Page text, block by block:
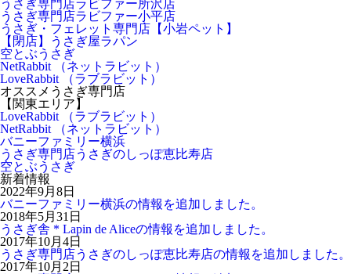
うさぎ専門店ラビファー所沢店
うさぎ専門店ラビファー小平店
うさぎ・フェレット専門店【小岩ペット】
【閉店】うさぎ屋ラパン
空とぶうさぎ
NetRabbit （ネットラビット）
LoveRabbit （ラブラビット）
オススメうさぎ専門店
【関東エリア】
LoveRabbit （ラブラビット）
NetRabbit （ネットラビット）
バニーファミリー横浜
うさぎ専門店うさぎのしっぽ恵比寿店
空とぶうさぎ
新着情報
2022年9月8日
バニーファミリー横浜の情報を追加しました。
2018年5月31日
うさぎ舎 * Lapin de Aliceの情報を追加しました。
2017年10月4日
うさぎ専門店うさぎのしっぽ恵比寿店の情報を追加しました。
2017年10月2日